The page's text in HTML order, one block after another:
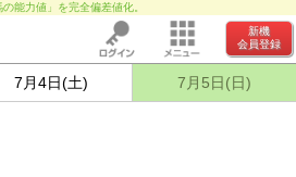
の能力値」を完全偏差値化。
新機
会員登録
7月4日(土) 7月5日(日)